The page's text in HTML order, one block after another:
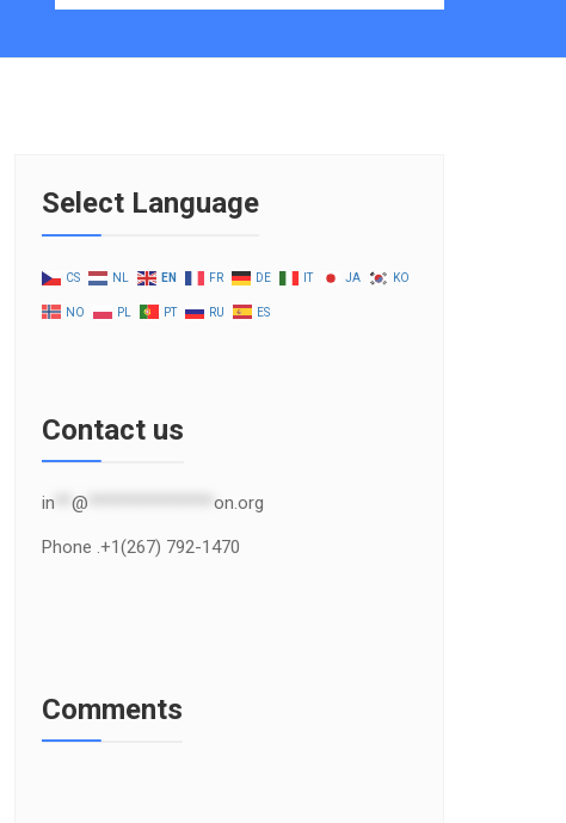
Select Language
CS NL EN FR DE IT JA KO
NO PL PT RU ES
Contact us
in @ on.org
Phone .+1(267) 792-1470
Comments